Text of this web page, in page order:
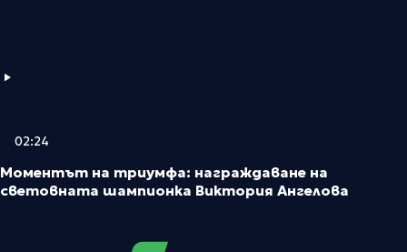
02:24
Моментът на триумфа: награждаване на
световната шампионка Виктория Ангелова